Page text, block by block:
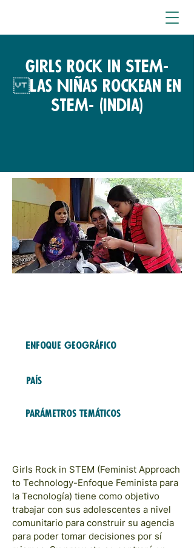
Girls Rock in STEM-
Las Niñas Rockean en
STEM- (India)
Enfoque geográfico
País
Parámetros temáticos
Girls Rock in STEM (Feminist Approach
to Technology-Enfoque Feminista para
la Tecnología) tiene como objetivo
trabajar con sus adolescentes a nivel
comunitario para construir su agencia
para poder tomar decisiones por sí